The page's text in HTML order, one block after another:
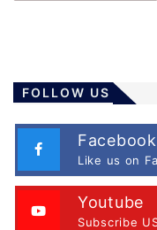
FOLLOW US
Facebook
Like us on
Youtube
Subscribe